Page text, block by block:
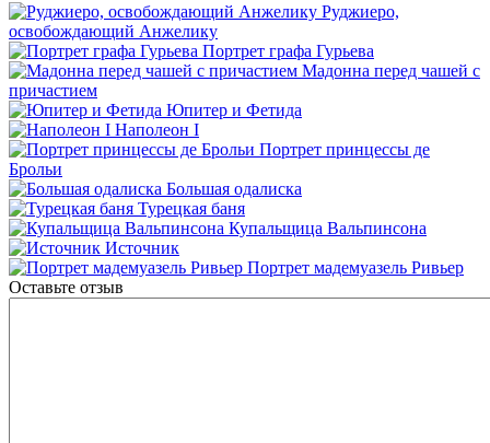
Руджиеро,
освобождающий Анжелику
Портрет графа Гурьева
Мадонна перед чашей с
причастием
Юпитер и Фетида
Наполеон I
Портрет принцессы де
Брольи
Большая одалиска
Турецкая баня
Купальщица Вальпинсона
Источник
Портрет мадемуазель Ривьер
Оставьте отзыв